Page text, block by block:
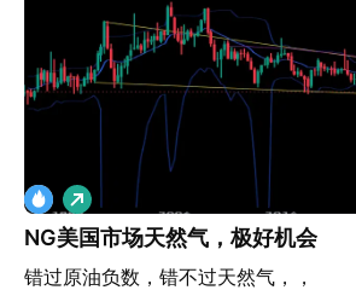
NG美国市场天然气，极好机会
错过原油负数，错不过天然气，，
做
多